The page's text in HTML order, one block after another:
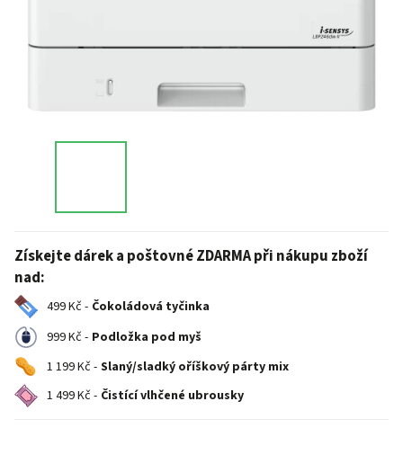
Získejte dárek a poštovné ZDARMA při nákupu zboží
nad:
499 Kč - Čokoládová tyčinka
999 Kč - Podložka pod myš
1 199 Kč - Slaný/sladký oříškový párty mix
1 499 Kč - Čistící vlhčené ubrousky